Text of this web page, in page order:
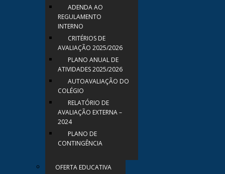
ADENDA AO
REGULAMENTO
INTERNO
CRITÉRIOS DE
AVALIAÇÃO 2025/2026
PLANO ANUAL DE
ATIVIDADES 2025/2026
AUTOAVALIAÇÃO DO
COLÉGIO
RELATÓRIO DE
AVALIAÇÃO EXTERNA –
2024
PLANO DE
CONTINGÊNCIA
OFERTA EDUCATIVA